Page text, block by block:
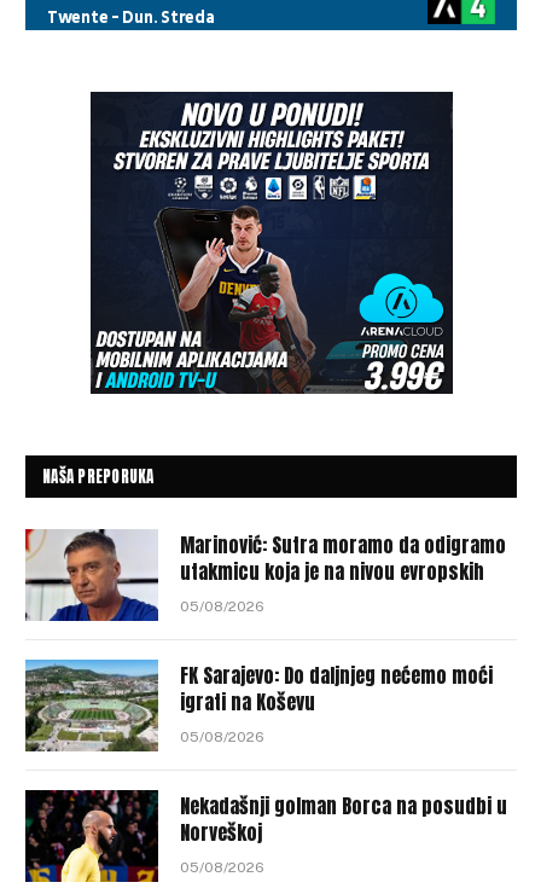
NAŠA PREPORUKA
Marinović: Sutra moramo da odigramo
utakmicu koja je na nivou evropskih
05/08/2026
FK Sarajevo: Do daljnjeg nećemo moći
igrati na Koševu
05/08/2026
Nekadašnji golman Borca na posudbi u
Norveškoj
05/08/2026